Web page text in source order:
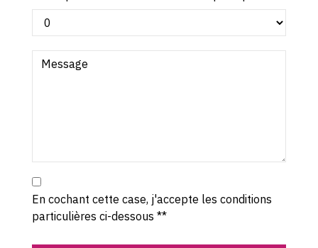
En cochant cette case, j'accepte les conditions
particulières ci-dessous **